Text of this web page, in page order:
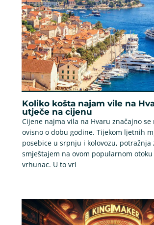
Koliko košta najam vile na
utječe na cijenu
Cijene najma vila na Hvaru značajno
ovisno o dobu godine. Tijekom ljetnih
posebice u srpnju i kolovozu, potražnja
smještajem na ovom popularnom
vrhunac. U to vri